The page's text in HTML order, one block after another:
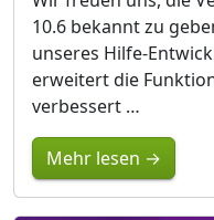
10.6 bekannt zu
unseres Hilfe-
erweitert die
verbessert …
Mehr lesen →